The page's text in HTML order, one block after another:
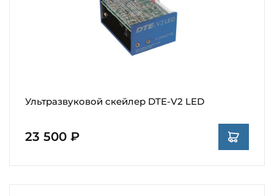
Ультразвуковой скейлер DTE-V2 LED
23 500 ₽